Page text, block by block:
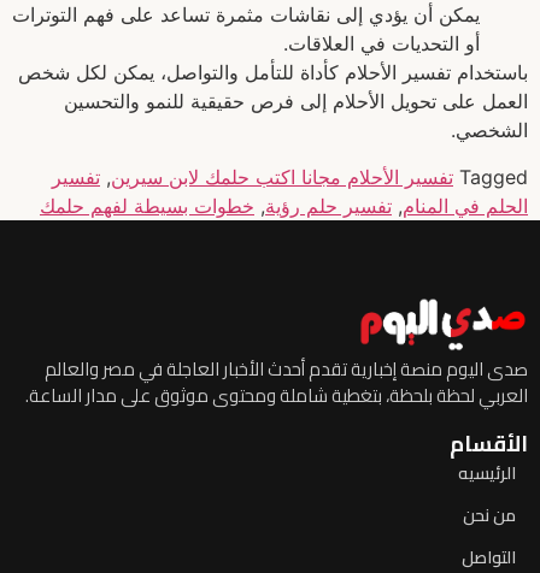
يمكن أن يؤدي إلى نقاشات مثمرة تساعد على فهم التوترات
أو التحديات في العلاقات.
باستخدام تفسير الأحلام كأداة للتأمل والتواصل، يمكن لكل شخص
العمل على تحويل الأحلام إلى فرص حقيقية للنمو والتحسين
الشخصي.
Tagged تفسير الأحلام مجانا اكتب حلمك لابن سيرين, تفسير
الحلم في المنام, تفسير حلم رؤية, خطوات بسيطة لفهم حلمك
صدى اليوم منصة إخبارية تقدم أحدث الأخبار العاجلة في مصر والعالم
العربي لحظة بلحظة، بتغطية شاملة ومحتوى موثوق على مدار الساعة.
الأقسام
الرئيسيه
من نحن
التواصل